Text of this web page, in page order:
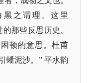
之谓理。这里
那些反思历史、
顿的意思。杜甫
蟠泥沙。” 平水韵